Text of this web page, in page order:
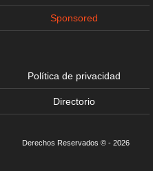
Sponsored
Política de privacidad
Directorio
Derechos Reservados © - 2026